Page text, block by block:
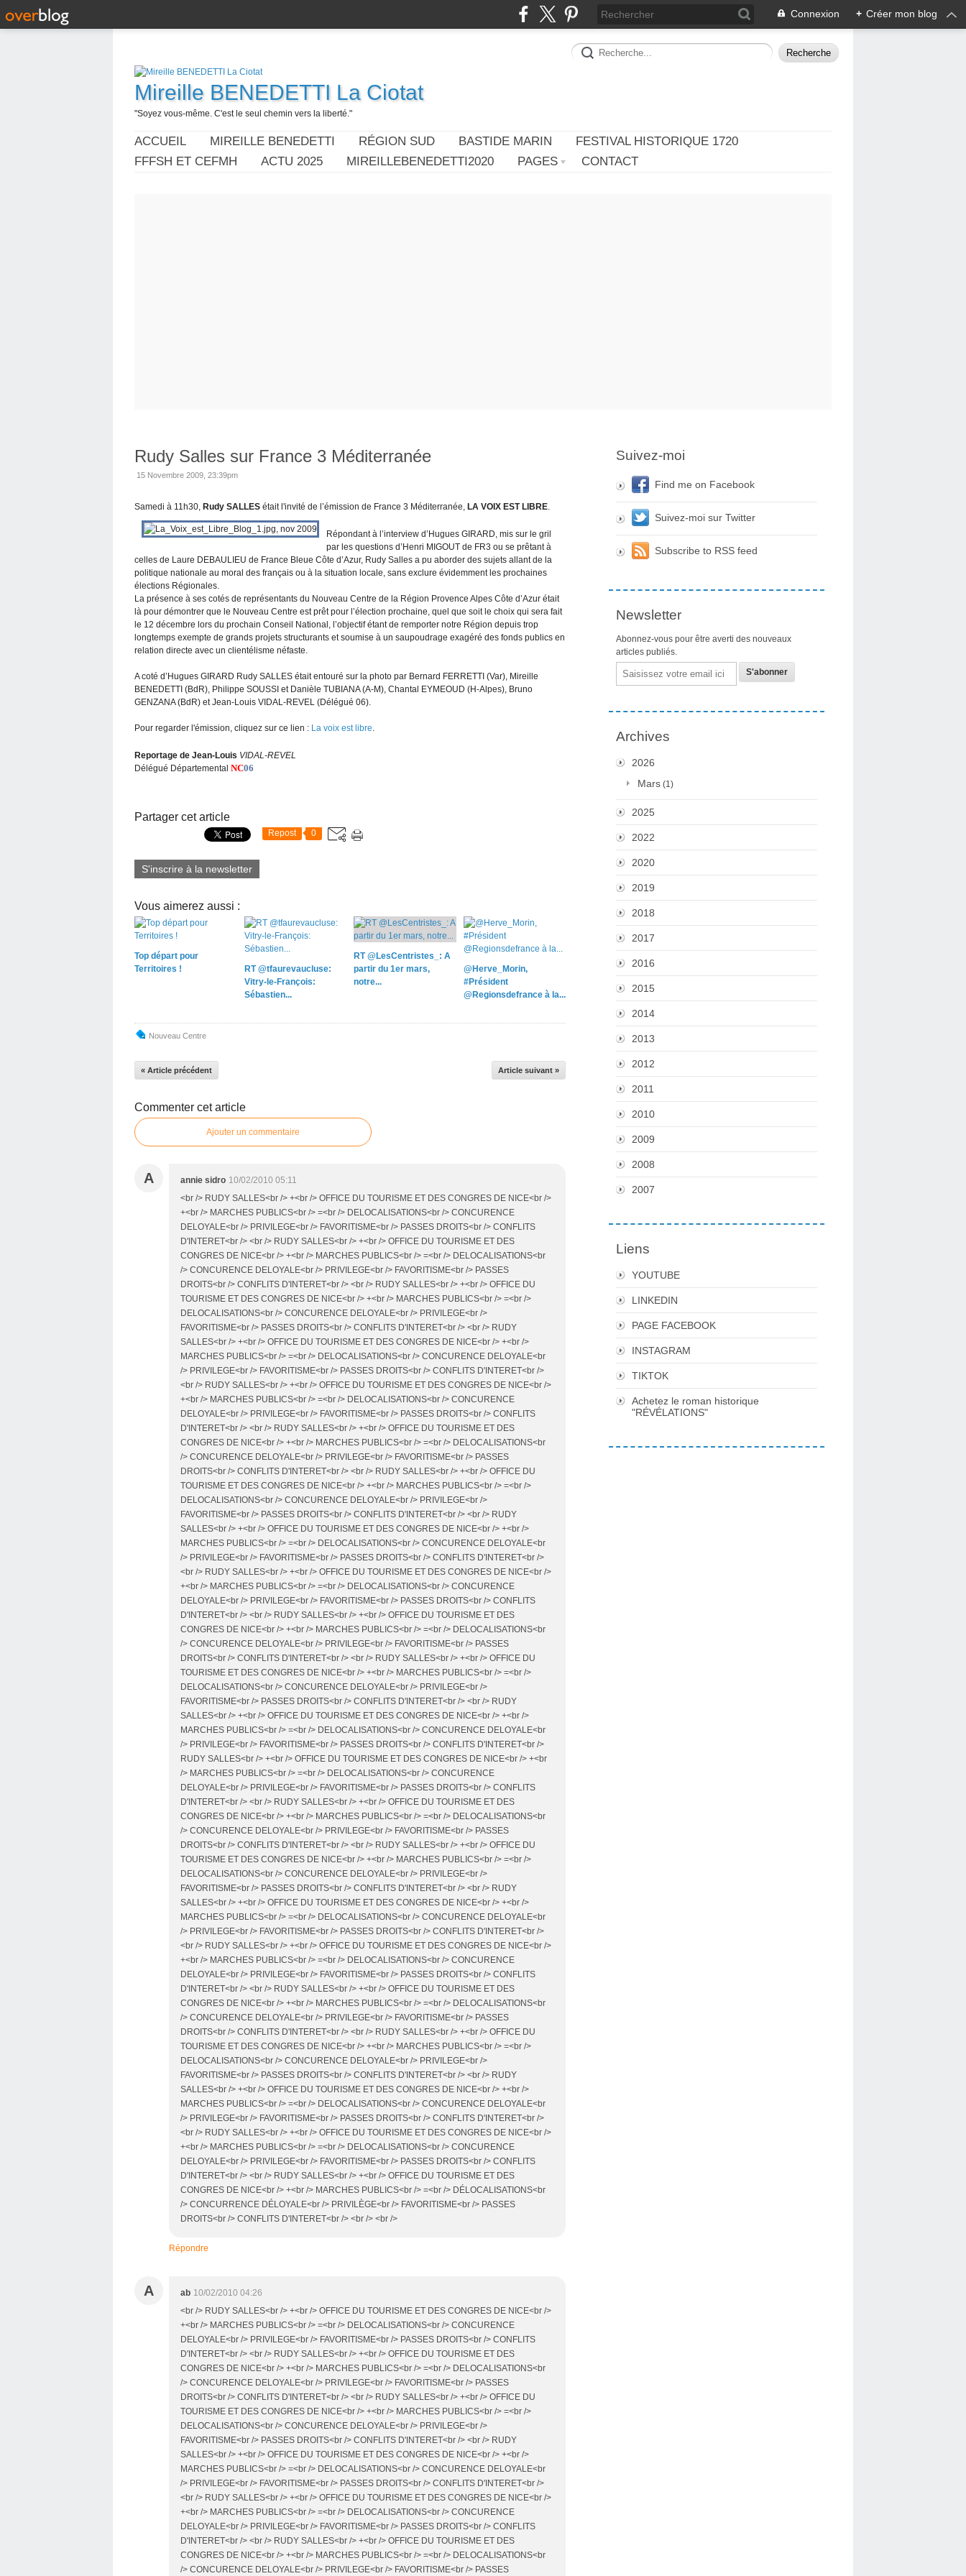
Connexion + Créer mon blog
Mireille BENEDETTI La Ciotat
"Soyez vous-même. C'est le seul chemin vers la liberté."
ACCUEIL MIREILLE BENEDETTI RÉGION SUD BASTIDE MARIN
FESTIVAL HISTORIQUE 1720
FFFSH ET CEFMH
ACTU 2025 MIREILLEBENEDETTI2020 PAGES CONTACT
Rudy Salles sur France 3 Méditerranée
15 Novembre 2009, 23:39pm
Samedi à 11h30, Rudy SALLES était l'invité de l’émission de France 3 Méditerranée, LA VOIX EST LIBRE.
Répondant à l’interview d’Hugues GIRARD, mis sur le gril
par les questions d’Henri MIGOUT de FR3 ou se prêtant à
celles de Laure DEBAULIEU de France Bleue Côte d’Azur, Rudy Salles a pu aborder des sujets allant de la
politique nationale au moral des français ou à la situation locale, sans exclure évidemment les prochaines
élections Régionales.
La présence à ses cotés de représentants du Nouveau Centre de la Région Provence Alpes Côte d’Azur était
là pour démontrer que le Nouveau Centre est prêt pour l’élection prochaine, quel que soit le choix qui sera fait
le 12 décembre lors du prochain Conseil National, l’objectif étant de remporter notre Région depuis trop
longtemps exempte de grands projets structurants et soumise à un saupoudrage exagéré des fonds publics en
relation directe avec un clientélisme néfaste.
A coté d’Hugues GIRARD Rudy SALLES était entouré sur la photo par Bernard FERRETTI (Var), Mireille
BENEDETTI (BdR), Philippe SOUSSI et Danièle TUBIANA (A-M), Chantal EYMEOUD (H-Alpes), Bruno
GENZANA (BdR) et Jean-Louis VIDAL-REVEL (Délégué 06).
Pour regarder l'émission, cliquez sur ce lien : La voix est libre.
Reportage de Jean-Louis VIDAL-REVEL
Délégué Départemental NC06
Partager cet article
Repost 0
S'inscrire à la newsletter
Vous aimerez aussi :
Top départ pour
Territoires !
RT @tfaurevaucluse:
Vitry-le-François:
Sébastien...
RT @LesCentristes_: A
partir du 1er mars,
notre...
@Herve_Morin,
#Président
@Regionsdefrance à la...
Nouveau Centre
« Article précédent Article suivant »
Commenter cet article
Ajouter un commentaire
A annie sidro 10/02/2010 05:11
<br /> RUDY SALLES<br /> +<br /> OFFICE DU TOURISME ET DES CONGRES DE NICE<br />
+<br /> MARCHES PUBLICS<br /> =<br /> DELOCALISATIONS<br /> CONCURENCE
DELOYALE<br /> PRIVILEGE<br /> FAVORITISME<br /> PASSES DROITS<br /> CONFLITS
D'INTERET<br /> <br /> RUDY SALLES<br /> +<br /> OFFICE DU TOURISME ET DES
CONGRES DE NICE<br /> +<br /> MARCHES PUBLICS<br /> =<br /> DELOCALISATIONS<br
/> CONCURENCE DELOYALE<br /> PRIVILEGE<br /> FAVORITISME<br /> PASSES
DROITS<br /> CONFLITS D'INTERET<br /> <br /> RUDY SALLES<br /> +<br /> OFFICE DU
TOURISME ET DES CONGRES DE NICE<br /> +<br /> MARCHES PUBLICS<br /> =<br />
DELOCALISATIONS<br /> CONCURENCE DELOYALE<br /> PRIVILEGE<br />
FAVORITISME<br /> PASSES DROITS<br /> CONFLITS D'INTERET<br /> <br /> RUDY
SALLES<br /> +<br /> OFFICE DU TOURISME ET DES CONGRES DE NICE<br /> +<br />
MARCHES PUBLICS<br /> =<br /> DELOCALISATIONS<br /> CONCURENCE DELOYALE<br
/> PRIVILEGE<br /> FAVORITISME<br /> PASSES DROITS<br /> CONFLITS D'INTERET<br />
<br /> RUDY SALLES<br /> +<br /> OFFICE DU TOURISME ET DES CONGRES DE NICE<br />
+<br /> MARCHES PUBLICS<br /> =<br /> DELOCALISATIONS<br /> CONCURENCE
DELOYALE<br /> PRIVILEGE<br /> FAVORITISME<br /> PASSES DROITS<br /> CONFLITS
D'INTERET<br /> <br /> RUDY SALLES<br /> +<br /> OFFICE DU TOURISME ET DES
CONGRES DE NICE<br /> +<br /> MARCHES PUBLICS<br /> =<br /> DELOCALISATIONS<br
/> CONCURENCE DELOYALE<br /> PRIVILEGE<br /> FAVORITISME<br /> PASSES
DROITS<br /> CONFLITS D'INTERET<br /> <br /> RUDY SALLES<br /> +<br /> OFFICE DU
TOURISME ET DES CONGRES DE NICE<br /> +<br /> MARCHES PUBLICS<br /> =<br />
DELOCALISATIONS<br /> CONCURENCE DELOYALE<br /> PRIVILEGE<br />
FAVORITISME<br /> PASSES DROITS<br /> CONFLITS D'INTERET<br /> <br /> RUDY
SALLES<br /> +<br /> OFFICE DU TOURISME ET DES CONGRES DE NICE<br /> +<br />
MARCHES PUBLICS<br /> =<br /> DELOCALISATIONS<br /> CONCURENCE DELOYALE<br
/> PRIVILEGE<br /> FAVORITISME<br /> PASSES DROITS<br /> CONFLITS D'INTERET<br />
<br /> RUDY SALLES<br /> +<br /> OFFICE DU TOURISME ET DES CONGRES DE NICE<br />
+<br /> MARCHES PUBLICS<br /> =<br /> DELOCALISATIONS<br /> CONCURENCE
DELOYALE<br /> PRIVILEGE<br /> FAVORITISME<br /> PASSES DROITS<br /> CONFLITS
D'INTERET<br /> <br /> RUDY SALLES<br /> +<br /> OFFICE DU TOURISME ET DES
CONGRES DE NICE<br /> +<br /> MARCHES PUBLICS<br /> =<br /> DELOCALISATIONS<br
/> CONCURENCE DELOYALE<br /> PRIVILEGE<br /> FAVORITISME<br /> PASSES
DROITS<br /> CONFLITS D'INTERET<br /> <br /> RUDY SALLES<br /> +<br /> OFFICE DU
TOURISME ET DES CONGRES DE NICE<br /> +<br /> MARCHES PUBLICS<br /> =<br />
DELOCALISATIONS<br /> CONCURENCE DELOYALE<br /> PRIVILEGE<br />
FAVORITISME<br /> PASSES DROITS<br /> CONFLITS D'INTERET<br /> <br /> RUDY
SALLES<br /> +<br /> OFFICE DU TOURISME ET DES CONGRES DE NICE<br /> +<br />
MARCHES PUBLICS<br /> =<br /> DELOCALISATIONS<br /> CONCURENCE DELOYALE<br
/> PRIVILEGE<br /> FAVORITISME<br /> PASSES DROITS<br /> CONFLITS D'INTERET<br />
RUDY SALLES<br /> +<br /> OFFICE DU TOURISME ET DES CONGRES DE NICE<br /> +<br
/> MARCHES PUBLICS<br /> =<br /> DELOCALISATIONS<br /> CONCURENCE
DELOYALE<br /> PRIVILEGE<br /> FAVORITISME<br /> PASSES DROITS<br /> CONFLITS
D'INTERET<br /> <br /> RUDY SALLES<br /> +<br /> OFFICE DU TOURISME ET DES
CONGRES DE NICE<br /> +<br /> MARCHES PUBLICS<br /> =<br /> DELOCALISATIONS<br
/> CONCURENCE DELOYALE<br /> PRIVILEGE<br /> FAVORITISME<br /> PASSES
DROITS<br /> CONFLITS D'INTERET<br /> <br /> RUDY SALLES<br /> +<br /> OFFICE DU
TOURISME ET DES CONGRES DE NICE<br /> +<br /> MARCHES PUBLICS<br /> =<br />
DELOCALISATIONS<br /> CONCURENCE DELOYALE<br /> PRIVILEGE<br />
FAVORITISME<br /> PASSES DROITS<br /> CONFLITS D'INTERET<br /> <br /> RUDY
SALLES<br /> +<br /> OFFICE DU TOURISME ET DES CONGRES DE NICE<br /> +<br />
MARCHES PUBLICS<br /> =<br /> DELOCALISATIONS<br /> CONCURENCE DELOYALE<br
/> PRIVILEGE<br /> FAVORITISME<br /> PASSES DROITS<br /> CONFLITS D'INTERET<br />
<br /> RUDY SALLES<br /> +<br /> OFFICE DU TOURISME ET DES CONGRES DE NICE<br />
+<br /> MARCHES PUBLICS<br /> =<br /> DELOCALISATIONS<br /> CONCURENCE
DELOYALE<br /> PRIVILEGE<br /> FAVORITISME<br /> PASSES DROITS<br /> CONFLITS
D'INTERET<br /> <br /> RUDY SALLES<br /> +<br /> OFFICE DU TOURISME ET DES
CONGRES DE NICE<br /> +<br /> MARCHES PUBLICS<br /> =<br /> DELOCALISATIONS<br
/> CONCURENCE DELOYALE<br /> PRIVILEGE<br /> FAVORITISME<br /> PASSES
DROITS<br /> CONFLITS D'INTERET<br /> <br /> RUDY SALLES<br /> +<br /> OFFICE DU
TOURISME ET DES CONGRES DE NICE<br /> +<br /> MARCHES PUBLICS<br /> =<br />
DELOCALISATIONS<br /> CONCURENCE DELOYALE<br /> PRIVILEGE<br />
FAVORITISME<br /> PASSES DROITS<br /> CONFLITS D'INTERET<br /> <br /> RUDY
SALLES<br /> +<br /> OFFICE DU TOURISME ET DES CONGRES DE NICE<br /> +<br />
MARCHES PUBLICS<br /> =<br /> DELOCALISATIONS<br /> CONCURENCE DELOYALE<br
/> PRIVILEGE<br /> FAVORITISME<br /> PASSES DROITS<br /> CONFLITS D'INTERET<br />
<br /> RUDY SALLES<br /> +<br /> OFFICE DU TOURISME ET DES CONGRES DE NICE<br />
+<br /> MARCHES PUBLICS<br /> =<br /> DELOCALISATIONS<br /> CONCURENCE
DELOYALE<br /> PRIVILEGE<br /> FAVORITISME<br /> PASSES DROITS<br /> CONFLITS
D'INTERET<br /> <br /> RUDY SALLES<br /> +<br /> OFFICE DU TOURISME ET DES
CONGRES DE NICE<br /> +<br /> MARCHES PUBLICS<br /> =<br /> DÉLOCALISATIONS<br
/> CONCURRENCE DÉLOYALE<br /> PRIVILÈGE<br /> FAVORITISME<br /> PASSES
DROITS<br /> CONFLITS D'INTERET<br /> <br /> <br />
Répondre
A ab 10/02/2010 04:26
<br /> RUDY SALLES<br /> +<br /> OFFICE DU TOURISME ET DES CONGRES DE NICE<br />
+<br /> MARCHES PUBLICS<br /> =<br /> DELOCALISATIONS<br /> CONCURENCE
DELOYALE<br /> PRIVILEGE<br /> FAVORITISME<br /> PASSES DROITS<br /> CONFLITS
D'INTERET<br /> <br /> RUDY SALLES<br /> +<br /> OFFICE DU TOURISME ET DES
CONGRES DE NICE<br /> +<br /> MARCHES PUBLICS<br /> =<br /> DELOCALISATIONS<br
/> CONCURENCE DELOYALE<br /> PRIVILEGE<br /> FAVORITISME<br /> PASSES
DROITS<br /> CONFLITS D'INTERET<br /> <br /> RUDY SALLES<br /> +<br /> OFFICE DU
TOURISME ET DES CONGRES DE NICE<br /> +<br /> MARCHES PUBLICS<br /> =<br />
DELOCALISATIONS<br /> CONCURENCE DELOYALE<br /> PRIVILEGE<br />
FAVORITISME<br /> PASSES DROITS<br /> CONFLITS D'INTERET<br /> <br /> RUDY
SALLES<br /> +<br /> OFFICE DU TOURISME ET DES CONGRES DE NICE<br /> +<br />
MARCHES PUBLICS<br /> =<br /> DELOCALISATIONS<br /> CONCURENCE DELOYALE<br
/> PRIVILEGE<br /> FAVORITISME<br /> PASSES DROITS<br /> CONFLITS D'INTERET<br />
<br /> RUDY SALLES<br /> +<br /> OFFICE DU TOURISME ET DES CONGRES DE NICE<br />
+<br /> MARCHES PUBLICS<br /> =<br /> DELOCALISATIONS<br /> CONCURENCE
DELOYALE<br /> PRIVILEGE<br /> FAVORITISME<br /> PASSES DROITS<br /> CONFLITS
D'INTERET<br /> <br /> RUDY SALLES<br /> +<br /> OFFICE DU TOURISME ET DES
CONGRES DE NICE<br /> +<br /> MARCHES PUBLICS<br /> =<br /> DELOCALISATIONS<br
/> CONCURENCE DELOYALE<br /> PRIVILEGE<br /> FAVORITISME<br /> PASSES
Suivez-moi
Find me on Facebook
Suivez-moi sur Twitter
Subscribe to RSS feed
Newsletter
Abonnez-vous pour être averti des nouveaux
articles publiés.
Email
Archives
2026
Mars (1)
2025
2022
2020
2019
2018
2017
2016
2015
2014
2013
2012
2011
2010
2009
2008
2007
Liens
YOUTUBE
LINKEDIN
PAGE FACEBOOK
INSTAGRAM
TIKTOK
Achetez le roman historique
"RÉVÉLATIONS"